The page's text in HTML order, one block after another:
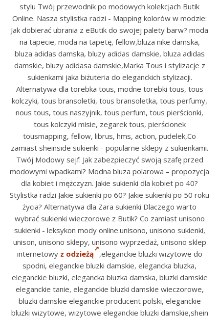
stylu Twój przewodnik po modowych kolekcjach Butik
Online. Nasza stylistka radzi - Mapping kolorów w modzie:
Jak dobierać ubrania z eButik do swojej palety barw? moda
na tapecie, moda na tapetę, fellow,bluza nike damska,
bluza adidas damska, bluzy adidas damskie, bluza adidas
damskie, bluzy adidasa damskie,Marka Tous i stylizacje z
sukienkami jaka biżuteria do eleganckich stylizacji.
Alternatywa dla torebka tous, modne torebki tous, tous
kolczyki, tous bransoletki, tous bransoletka, tous perfumy,
nous tous, tous naszyjnik, tous perfum, tous pierścionki,
tous kolczyki misie, zegarek tous, pierścionek
tousmapping, fellow, librus, hms, action, pudelek,Co
zamiast sheinside sukienki - popularne sklepy z sukienkami.
Twój Modowy sejf: Jak zabezpieczyć swoją szafę przed
modowymi wpadkami? Modna bluza polarowa – propozycja
dla kobiet i mężczyzn. Jakie sukienki dla kobiet po 40?
Stylistka radzi Jakie sukienki po 60? Jakie sukienki po 50 roku
życia? Alternatywa dla Zara sukienki Dlaczego warto
wybrać sukienki wieczorowe z Butik? Co zamiast unisono
sukienki - leksykon mody online.unisono, unisono sukienki,
unison, unisono sklepy, unisono wyprzedaż, unisono sklep
internetowy z odzieżą
,eleganckie bluzki wizytowe do
spodni, eleganckie bluzki damskie, elegancka bluzka,
eleganckie bluzki, elegancka bluzka damska, bluzki damskie
eleganckie tanie, eleganckie bluzki damskie wieczorowe,
bluzki damskie eleganckie producent polski, eleganckie
bluzki wizytowe, wizytowe eleganckie bluzki damskie,shein